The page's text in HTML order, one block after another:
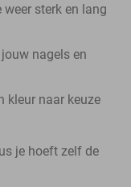
sterk en lang
nagels en
kleur naar keuze
je hoeft zelf de